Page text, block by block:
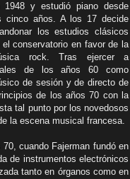
1948 y estudió piano desde
cinco años. A los 17 decide
los estudios clásicos
el conservatorio en favor de la
rock. Tras ejercer a
de los años 60 como
de sesión y de directo de
de los años 70 con la
tal punto por los novedosos
la escena musical francesa.
cuando Fajerman fundó en
de instrumentos electrónicos
tanto en órganos como en